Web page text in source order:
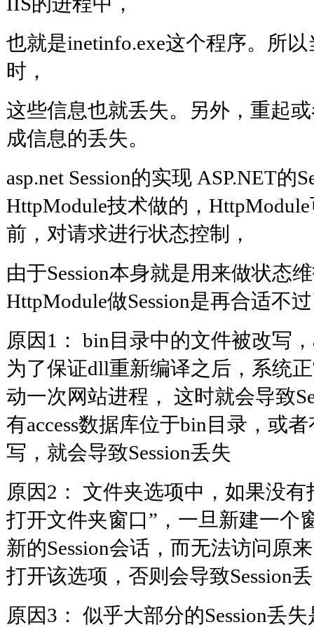
也就是inetinfo.exe这个程序。所
时，
这些信息也就丢失。另外，重起
成信息的丢失。
asp.net Session的实现 ASP.NET的
HttpModule技术做的，
前，对请求进行状态控制，
由于Session本身就是用来做状态
HttpModule做Session是再合适不
原因1： bin目录中的文件被改写
为了保证dll重新编译之后，系统
动一次网站进程， 这时就会导致
有access数据库位于bin目录，或
写，就会导致Session丢失
原因2： 文件夹选项中，如果没
打开文件夹窗口”，一旦新建一个
新的Session会话，而无法访问原
打开该选项，否则会导致Session
原因3： 似乎大部分的Session丢